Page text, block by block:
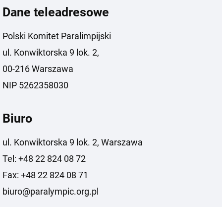
Dane teleadresowe
Polski Komitet Paralimpijski
ul. Konwiktorska 9 lok. 2,
00-216 Warszawa
NIP 5262358030
Biuro
ul. Konwiktorska 9 lok. 2, Warszawa
Tel: +48 22 824 08 72
Fax: +48 22 824 08 71
biuro@paralympic.org.pl